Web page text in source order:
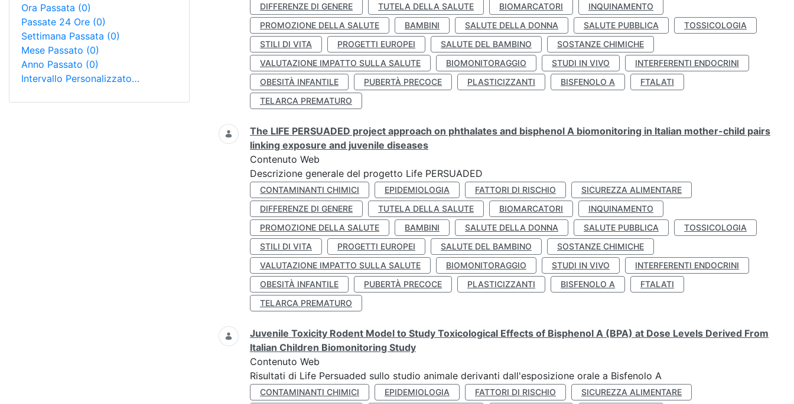
Ora Passata (0)
Passate 24 Ore (0)
Settimana Passata (0)
Mese Passato (0)
Anno Passato (0)
Intervallo Personalizzato…
DIFFERENZE DI GENERE
TUTELA DELLA SALUTE BIOMARCATORI
INQUINAMENTO
PROMOZIONE DELLA SALUTE
BAMBINI SALUTE DELLA DONNA SALUTE PUBBLICA
TOSSICOLOGIA
STILI DI VITA
PROGETTI EUROPEI SALUTE DEL BAMBINO
SOSTANZE CHIMICHE
VALUTAZIONE IMPATTO SULLA SALUTE
BIOMONITORAGGIO STUDI IN VIVO
INTERFERENTI ENDOCRINI
OBESITÀ INFANTILE
PUBERTÀ PRECOCE PLASTICIZZANTI BISFENOLO A
FTALATI
TELARCA PREMATURO
The LIFE PERSUADED project approach on phthalates and bisphenol A biomonitoring in Italian mother-child pairs
linking exposure and juvenile diseases
Contenuto Web
Descrizione generale del progetto Life PERSUADED
CONTAMINANTI CHIMICI EPIDEMIOLOGIA FATTORI DI RISCHIO
SICUREZZA ALIMENTARE
DIFFERENZE DI GENERE
TUTELA DELLA SALUTE BIOMARCATORI
INQUINAMENTO
PROMOZIONE DELLA SALUTE
BAMBINI SALUTE DELLA DONNA SALUTE PUBBLICA
TOSSICOLOGIA
STILI DI VITA
PROGETTI EUROPEI SALUTE DEL BAMBINO
SOSTANZE CHIMICHE
VALUTAZIONE IMPATTO SULLA SALUTE
BIOMONITORAGGIO STUDI IN VIVO
INTERFERENTI ENDOCRINI
OBESITÀ INFANTILE
PUBERTÀ PRECOCE PLASTICIZZANTI BISFENOLO A
FTALATI
TELARCA PREMATURO
Juvenile Toxicity Rodent Model to Study Toxicological Effects of Bisphenol A (BPA) at Dose Levels Derived From
Italian Children Biomonitoring Study
Contenuto Web
Risultati di Life Persuaded sullo studio animale derivanti dall'esposizione orale a Bisfenolo A
CONTAMINANTI CHIMICI EPIDEMIOLOGIA FATTORI DI RISCHIO
SICUREZZA ALIMENTARE